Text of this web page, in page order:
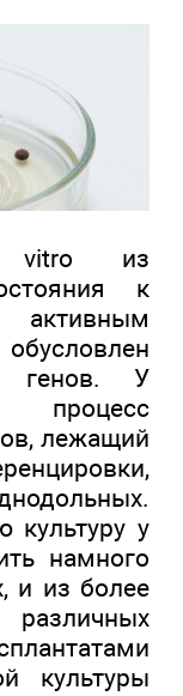
vitro из
к
генов. У
процесс
лежащий
культуру у
намного
и из более
культуры